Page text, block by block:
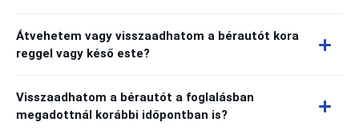
Átvehetem vagy visszaadhatom a bérautót kora
reggel vagy késő este?
Visszaadhatom a bérautót a foglalásban
megadottnál korábbi időpontban is?